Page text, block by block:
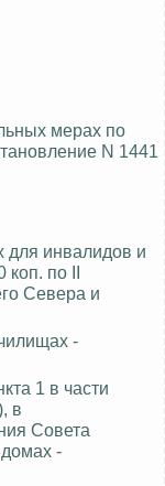
мерах по
N 1441
для инвалидов и
коп. по II
Севера и
-
1 в части
в
Совета
-